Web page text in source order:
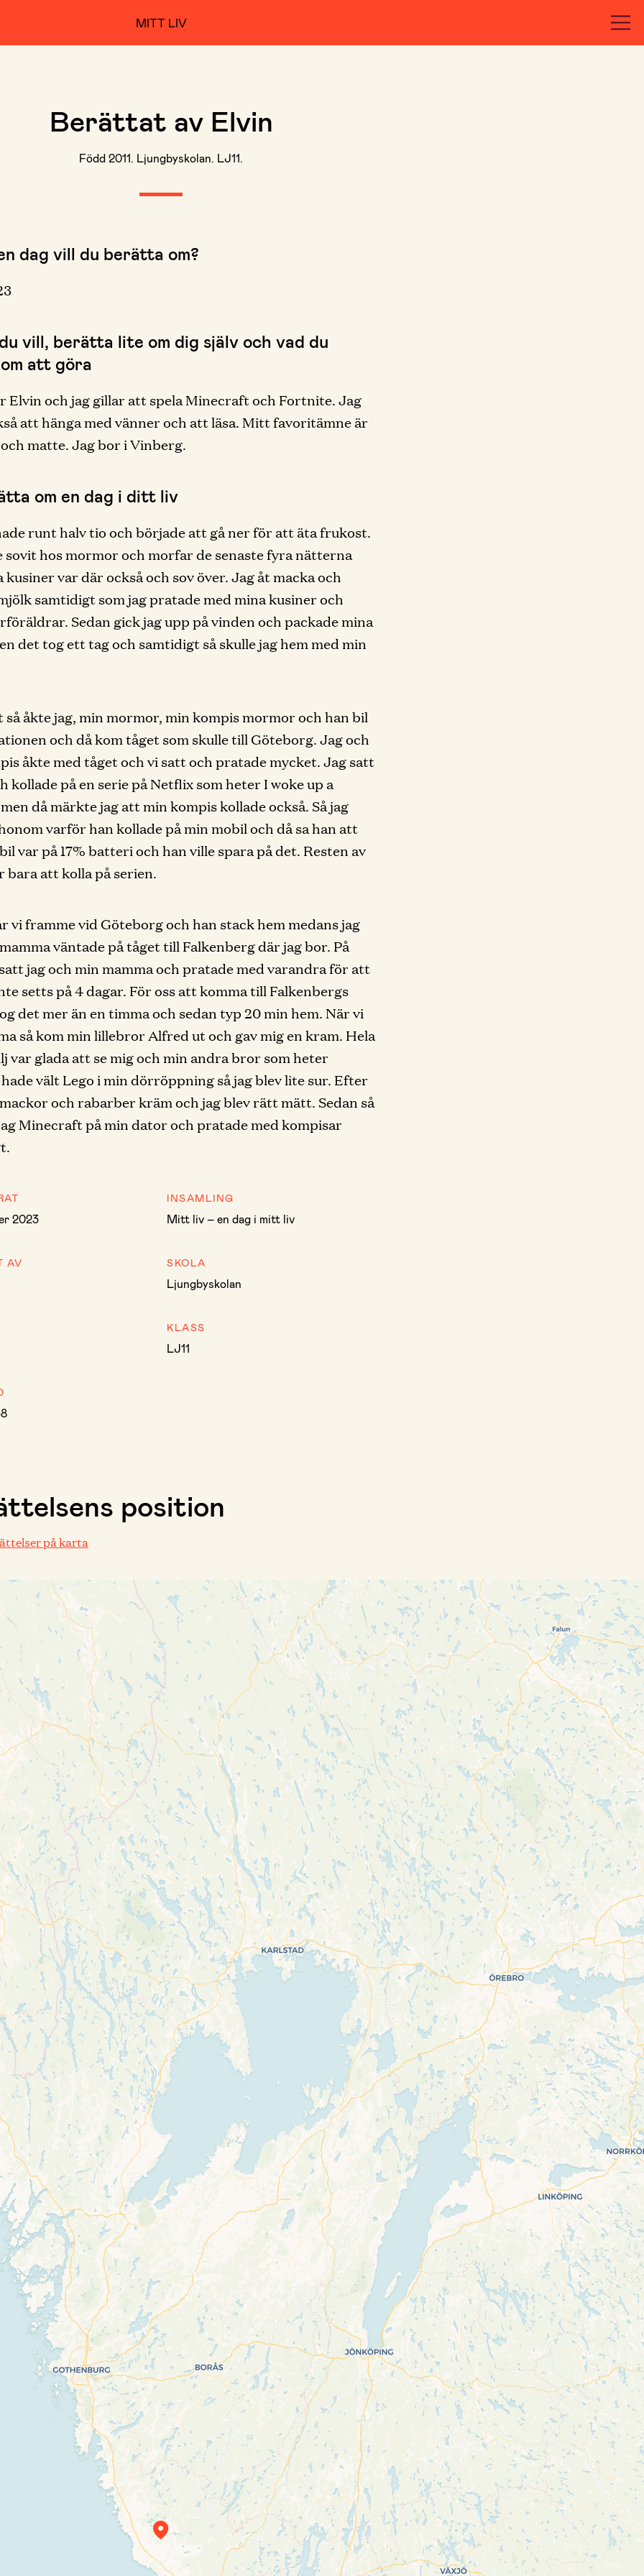
MITT LIV
Berättat av Elvin
Född 2011. Ljungbyskolan. LJ11.
dag vill du berätta om?
vill, berätta lite om dig själv och vad du
att göra
Elvin och jag gillar att spela Minecraft och Fortnite. Jag
att hänga med vänner och att läsa. Mitt favoritämne är
matte. Jag bor i Vinberg.
om en dag i ditt liv
runt halv tio och började att gå ner för att äta frukost.
sovit hos mormor och morfar de senaste fyra nätterna
kusiner var där också och sov över. Jag åt macka och
samtidigt som jag pratade med mina kusiner och
Sedan gick jag upp på vinden och packade mina
det tog ett tag och samtidigt så skulle jag hem med min
åkte jag, min mormor, min kompis mormor och han bil
och då kom tåget som skulle till Göteborg. Jag och
åkte med tåget och vi satt och pratade mycket. Jag satt
kollade på en serie på Netflix som heter I woke up a
då märkte jag att min kompis kollade också. Så jag
varför han kollade på min mobil och då sa han att
var på 17% batteri och han ville spara på det. Resten av
bara att kolla på serien.
vi framme vid Göteborg och han stack hem medans jag
väntade på tåget till Falkenberg där jag bor. På
jag och min mamma och pratade med varandra för att
setts på 4 dagar. För oss att komma till Falkenbergs
det mer än en timma och sedan typ 20 min hem. När vi
så kom min lillebror Alfred ut och gav mig en kram. Hela
var glada att se mig och min andra bror som heter
vält Lego i min dörröppning så jag blev lite sur. Efter
och rabarber kräm och jag blev rätt mätt. Sedan så
Minecraft på min dator och pratade med kompisar
2023
AV
INSAMLING
Mitt liv – en dag i mitt liv
SKOLA
Ljungbyskolan
KLASS
LJ11
position
på karta
Travelers’ Map is loading…
If you see this after your page is loaded completely, leafletJS files are missing.